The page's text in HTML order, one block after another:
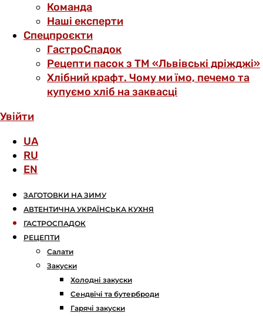
Команда
Наші експерти
Спецпроєкти
ГастроСпадок
Рецепти пасок з ТМ «Львівські дріжджі»
Хлібний крафт. Чому ми їмо, печемо та
купуємо хліб на заквасці
Увійти
UA
RU
EN
ЗАГОТОВКИ НА ЗИМУ
АВТЕНТИЧНА УКРАЇНСЬКА КУХНЯ
ГАСТРОСПАДОК
РЕЦЕПТИ
Салати
Закуски
Холодні закуски
Сендвічі та бутерброди
Гарячі закуски